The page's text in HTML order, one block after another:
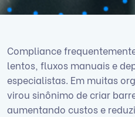
Compliance
lentos, fluxos manuais e
especialistas. Em muitas
virou sinônimo de criar
aumentando custos e